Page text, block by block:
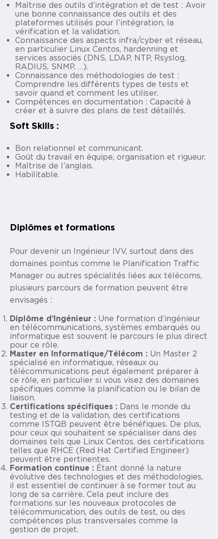
Maîtrise des outils d’intégration et de test : Avoir
une bonne connaissance des outils et des
plateformes utilisés pour l’intégration, la
vérification et la validation.
Connaissance des aspects infra/cyber et réseau,
en particulier Linux Centos, hardenning et
services associés (DNS, LDAP, NTP, Rsyslog,
RADIUS, SNMP, …).
Connaissance des méthodologies de test :
Comprendre les différents types de tests et
savoir quand et comment les utiliser.
Compétences en documentation : Capacité à
créer et à suivre des plans de test détaillés.
Soft Skills :
Bon relationnel et communicant.
Goût du travail en équipe, organisation et rigueur.
Maîtrise de l’anglais.
Habilitable.
Diplômes et formations
Pour devenir un Ingénieur IVV, surtout dans des
domaines pointus comme le Planification Traffic
Manager ou autres spécialités liées aux télécoms,
plusieurs parcours de formation peuvent être
envisagés :
Diplôme d’Ingénieur : Une formation d’ingénieur
en télécommunications, systèmes embarqués ou
informatique est souvent le parcours le plus direct
pour ce rôle.
Master en Informatique/Télécom : Un Master 2
spécialisé en informatique, réseaux ou
télécommunications peut également préparer à
ce rôle, en particulier si vous visez des domaines
spécifiques comme la planification ou le bilan de
liaison.
Certifications spécifiques : Dans le monde du
testing et de la validation, des certifications
comme ISTQB peuvent être bénéfiques. De plus,
pour ceux qui souhaitent se spécialiser dans des
domaines tels que Linux Centos, des certifications
telles que RHCE (Red Hat Certified Engineer)
peuvent être pertinentes.
Formation continue : Étant donné la nature
évolutive des technologies et des méthodologies,
il est essentiel de continuer à se former tout au
long de sa carrière. Cela peut inclure des
formations sur les nouveaux protocoles de
télécommunication, des outils de test, ou des
compétences plus transversales comme la
gestion de projet.